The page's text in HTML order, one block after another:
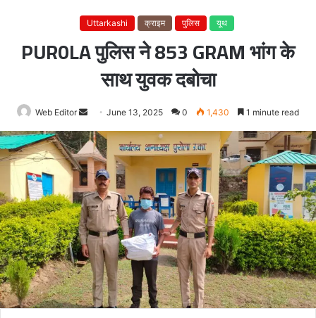
Uttarkashi क्राइम पुलिस यूथ
PUR0LA पुलिस ने 853 GRAM भांग के
साथ युवक दबोचा
Web Editor
Send
an
email
June 13, 2025 0 1,430 1 minute read